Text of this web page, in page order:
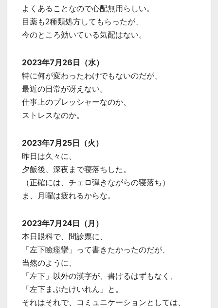
よくあることなので心配無用らしい。
目薬も2種類処方してもらったが、
今のところ効いている気配はない。
2023年7月26日（水）
特に何が変わったわけでもないのだが、
最近の日常が冴えない。
仕事上のプレッシャーなのか、
ストレスなのか。
2023年7月25日（火）
昨日は久々に、
夕飯後、深夜まで寝落ちした。
（正確には、チェロ弾きながらの寝落ち）
ま、月曜は疲れるからな。
2023年7月24日（月）
本日眼科で、問診票に、
「左下瞼痙攣」って書きたかったのだが、
当然のように、
「左下」以外の漢字が、書けるはずもなく、
「左下まぶたけいれん」と。
それはそれで、コミュニケーションとしては、